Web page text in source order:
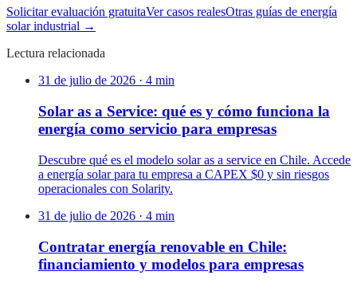
Solicitar evaluación gratuitaVer casos realesOtras guías de energía
solar industrial →
Lectura relacionada
31 de julio de 2026 · 4 min
Solar as a Service: qué es y cómo funciona la
energía como servicio para empresas
Descubre qué es el modelo solar as a service en Chile. Accede
a energía solar para tu empresa a CAPEX $0 y sin riesgos
operacionales con Solarity.
31 de julio de 2026 · 4 min
Contratar energía renovable en Chile:
financiamiento y modelos para empresas